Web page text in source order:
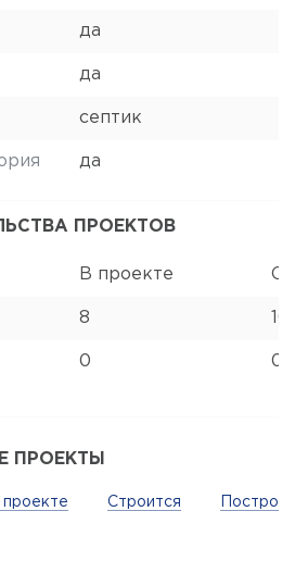
да
да
септик
да
ПРОЕКТОВ
В проекте
8 10
0 0
ПРОЕКТЫ
проекте Строится